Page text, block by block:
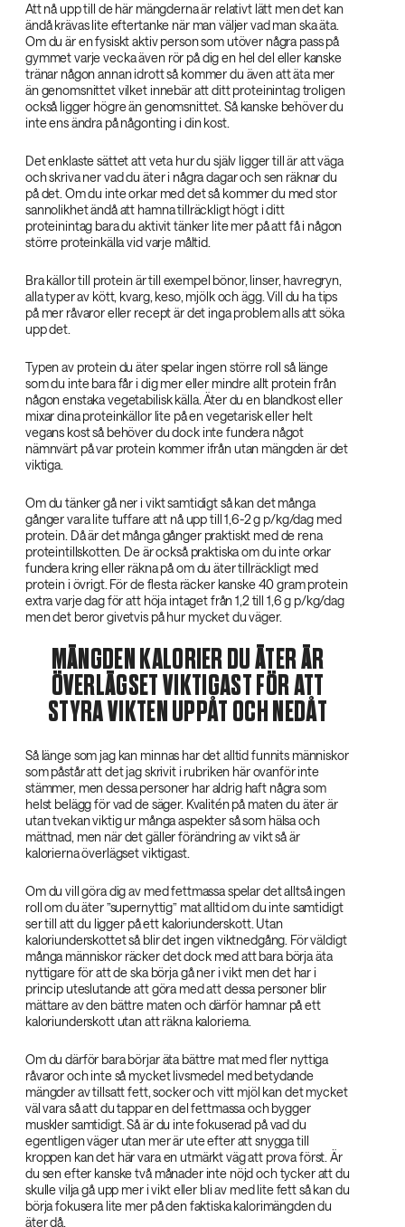
Att nå upp till de här mängderna är relativt lätt men det kan
ändå krävas lite eftertanke när man väljer vad man ska äta.
Om du är en fysiskt aktiv person som utöver några pass på
gymmet varje vecka även rör på dig en hel del eller kanske
tränar någon annan idrott så kommer du även att äta mer
än genomsnittet vilket innebär att ditt proteinintag troligen
också ligger högre än genomsnittet. Så kanske behöver du
inte ens ändra på någonting i din kost.
Det enklaste sättet att veta hur du själv ligger till är att väga
och skriva ner vad du äter i några dagar och sen räknar du
på det. Om du inte orkar med det så kommer du med stor
sannolikhet ändå att hamna tillräckligt högt i ditt
proteinintag bara du aktivit tänker lite mer på att få i någon
större proteinkälla vid varje måltid.
Bra källor till protein är till exempel bönor, linser, havregryn,
alla typer av kött, kvarg, keso, mjölk och ägg. Vill du ha tips
på mer råvaror eller recept är det inga problem alls att söka
upp det.
Typen av protein du äter spelar ingen större roll så länge
som du inte bara får i dig mer eller mindre allt protein från
någon enstaka vegetabilisk källa. Äter du en blandkost eller
mixar dina proteinkällor lite på en vegetarisk eller helt
vegans kost så behöver du dock inte fundera något
nämnvärt på var protein kommer ifrån utan mängden är det
viktiga.
Om du tänker gå ner i vikt samtidigt så kan det många
gånger vara lite tuffare att nå upp till 1,6-2 g p/kg/dag med
protein. Då är det många gånger praktiskt med de rena
proteintillskotten. De är också praktiska om du inte orkar
fundera kring eller räkna på om du äter tillräckligt med
protein i övrigt. För de flesta räcker kanske 40 gram protein
extra varje dag för att höja intaget från 1,2 till 1,6 g p/kg/dag
men det beror givetvis på hur mycket du väger.
MÄNGDEN KALORIER DU ÄTER ÄR
ÖVERLÄGSET VIKTIGAST FÖR ATT
STYRA VIKTEN UPPÅT OCH NEDÅT
Så länge som jag kan minnas har det alltid funnits människor
som påstår att det jag skrivit i rubriken här ovanför inte
stämmer, men dessa personer har aldrig haft några som
helst belägg för vad de säger. Kvalitén på maten du äter är
utan tvekan viktig ur många aspekter så som hälsa och
mättnad, men när det gäller förändring av vikt så är
kalorierna överlägset viktigast.
Om du vill göra dig av med fettmassa spelar det alltså ingen
roll om du äter ”supernyttig” mat alltid om du inte samtidigt
ser till att du ligger på ett kaloriunderskott. Utan
kaloriunderskottet så blir det ingen viktnedgång. För väldigt
många människor räcker det dock med att bara börja äta
nyttigare för att de ska börja gå ner i vikt men det har i
princip uteslutande att göra med att dessa personer blir
mättare av den bättre maten och därför hamnar på ett
kaloriunderskott utan att räkna kalorierna.
Om du därför bara börjar äta bättre mat med fler nyttiga
råvaror och inte så mycket livsmedel med betydande
mängder av tillsatt fett, socker och vitt mjöl kan det mycket
väl vara så att du tappar en del fettmassa och bygger
muskler samtidigt. Så är du inte fokuserad på vad du
egentligen väger utan mer är ute efter att snygga till
kroppen kan det här vara en utmärkt väg att prova först. Är
du sen efter kanske två månader inte nöjd och tycker att du
skulle vilja gå upp mer i vikt eller bli av med lite fett så kan du
börja fokusera lite mer på den faktiska kalorimängden du
äter då.